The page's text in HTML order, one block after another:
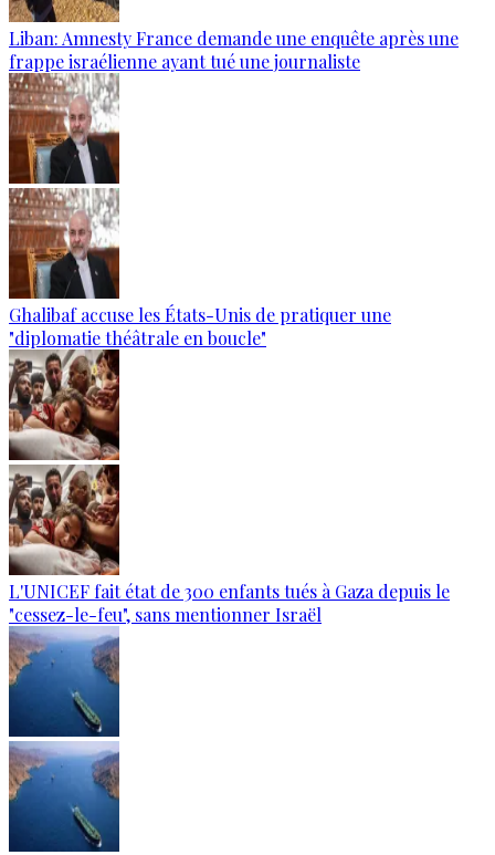
Liban: Amnesty France demande une enquête après une
frappe israélienne ayant tué une journaliste
Ghalibaf accuse les États-Unis de pratiquer une
"diplomatie théâtrale en boucle"
L'UNICEF fait état de 300 enfants tués à Gaza depuis le
"cessez-le-feu", sans mentionner Israël